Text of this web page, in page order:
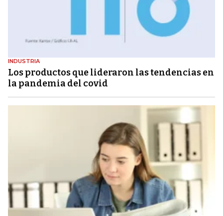
INDUSTRIA
Los productos que lideraron las tendencias en
la pandemia del covid